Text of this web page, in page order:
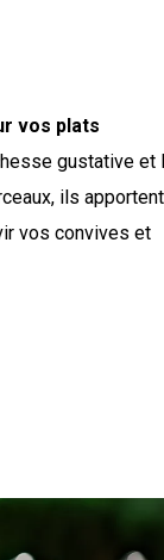
vos plats
gustative et
ils apportent
vos convives et